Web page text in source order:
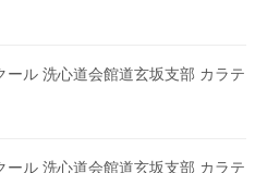
ール 洗心道会館道玄坂支部 カラテ
ール 洗心道会館道玄坂支部 カラテ